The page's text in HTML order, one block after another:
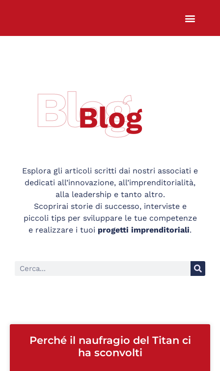
Blog
Blog
Esplora gli articoli scritti dai nostri associati e
dedicati all’innovazione, all’imprenditorialità,
alla leadership e tanto altro.
Scoprirai storie di successo, interviste e
piccoli tips per sviluppare le tue competenze
e realizzare i tuoi progetti imprenditoriali.
Perché il naufragio del Titan ci
ha sconvolti